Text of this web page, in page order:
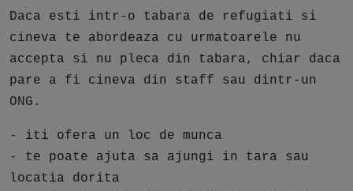
Daca esti intr-o tabara de refugiati si
cineva te abordeaza cu urmatoarele nu
accepta si nu pleca din tabara, chiar daca
pare a fi cineva din staff sau dintr-un
ONG.
- iti ofera un loc de munca
- te poate ajuta sa ajungi in tara sau
locatia dorita